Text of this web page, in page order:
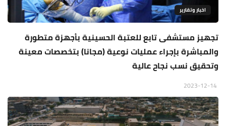
اخبار وتقارير
تجهيز مستشفى تابع للعتبة الحسينية بأجهزة متطورة
والمباشرة بإجراء عمليات نوعية (مجانا) بتخصصات معينة
وتحقيق نسب نجاح عالية